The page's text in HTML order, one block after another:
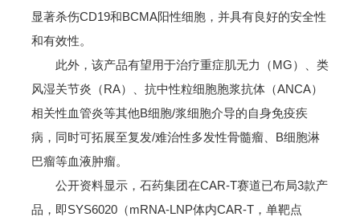
显著杀伤CD19和BCMA阳性细胞，并具有良好的安全性
和有效性。
此外，该产品有望用于治疗重症肌无力（MG）、类
风湿关节炎（RA）、抗中性粒细胞胞浆抗体（ANCA）
相关性血管炎等其他B细胞/浆细胞介导的自身免疫疾
病，同时可拓展至复发/难治性多发性骨髓瘤、B细胞淋
巴瘤等血液肿瘤。
公开资料显示，石药集团在CAR-T赛道已布局3款产
品，即SYS6020（mRNA-LNP体内CAR-T，单靶点